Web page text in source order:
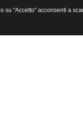
su "Accetto" acconsenti a